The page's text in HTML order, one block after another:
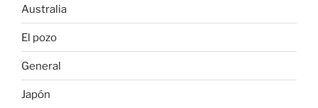
Australia
El pozo
General
Japón